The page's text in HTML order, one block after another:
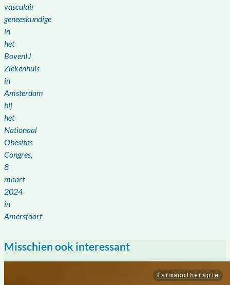
vasculair
geneeskundige
in
het
BovenIJ
Ziekenhuis
in
Amsterdam
bij
het
Nationaal
Obesitas
Congres,
8
maart
2024
in
Amersfoort
Misschien ook interessant
Farmacotherapie